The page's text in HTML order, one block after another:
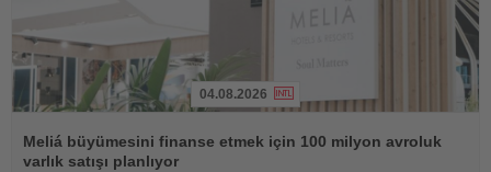
Oku
04.08.2026
Meliá büyümesini finanse etmek için 100 milyon avroluk
varlık satışı planlıyor